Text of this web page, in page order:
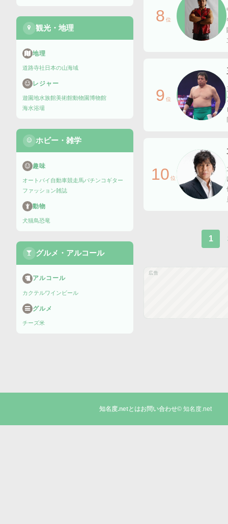
観光・地理
地理
道路寺社 日本の山海域
レジャー
遊園地水族館美術館動物園博物館
海水浴場
ホビー・雑学
趣味
オートバイ 自動車競走馬パチンコ ギター
ファッション雑誌
動物
犬猫鳥恐竜
グルメ・アルコール
アルコール
カクテルワイン ビール
グルメ
チーズ米
8 位
9 位
10 位
1
広告
知名度.netとはお問い合わせ© 知名度.net